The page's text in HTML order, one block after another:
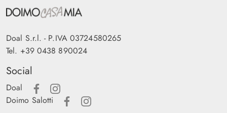
Doal S.r.l. - P.IVA 03724580265
Tel. +39 0438 890024
Social
Doal
Doimo Salotti